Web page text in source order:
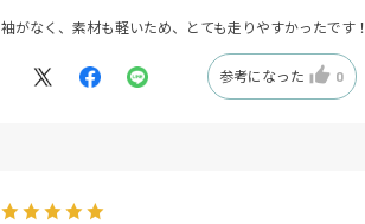
袖がなく、素材も軽いため、とても走りやすかったです！
参考になった 0